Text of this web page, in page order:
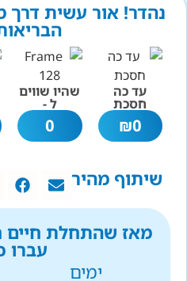
נהדר! אור עשית דרך
עד כה
חסכת
0
₪
שהיו שווים
ל -
0
שיתוף מהיר
מאז שהתחלת חיים
עברו
ימים